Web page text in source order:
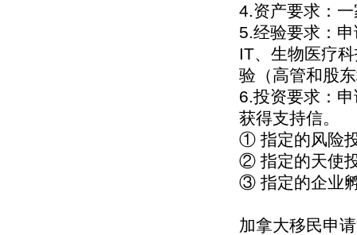
4.资产要求：
5.经验要求：
IT、生物医疗
验（高管和股
6.投资要求：
获得支持信。
① 指定的风险
② 指定的天使
③ 指定的企业
加拿大移民申